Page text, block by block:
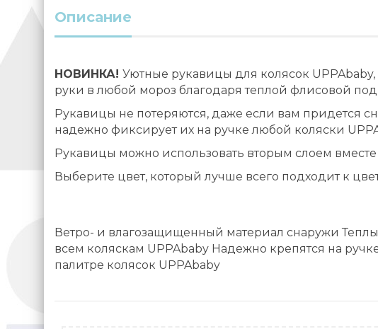
Описание
НОВИНКА! Уютные рукавицы для колясок
руки в любой мороз благодаря теплой флисовой
Рукавицы не потеряются, даже если вам придется
надежно фиксирует их на ручке любой коляски
Рукавицы можно использовать вторым слоем
Выберите цвет, который лучше всего подходит к
Ветро- и влагозащищенный материал снаружи
всем коляскам UPPAbaby Надежно крепятся на
палитре колясок UPPAbaby